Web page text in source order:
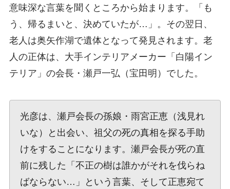
意味深な言葉を聞くところから始まります。「も
う、帰るまいと、決めていたが…」。その翌日、
老人は奥矢作湖で遺体となって発見されます。老
人の正体は、大手インテリアメーカー「白陽イン
テリア」の会長・瀬戸一弘（宝田明）でした。
光彦は、瀬戸会長の孫娘・雨宮正恵（浅見れ
いな）と出会い、祖父の死の真相を探る手助
けをすることになります。瀬戸会長が死の直
前に残した「不正の樹は誰かがそれを伐らね
ばならない…」という言葉、そして正恵宛て